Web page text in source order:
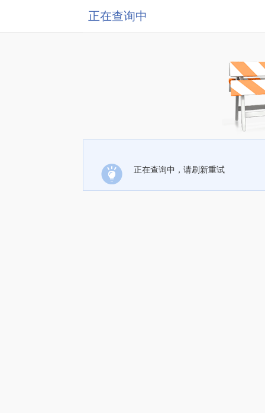
正在查询中
正在查询中，请刷新重试